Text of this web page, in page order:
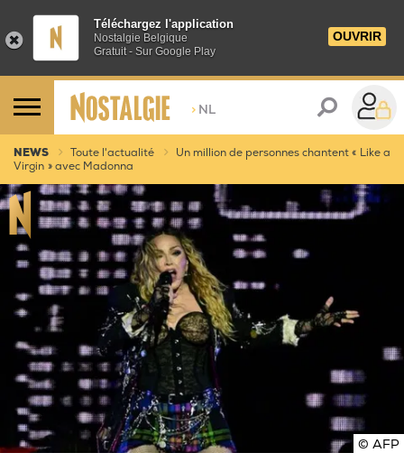
Téléchargez l'application
Nostalgie Belgique
Gratuit - Sur Google Play
OUVRIR
> NL
NEWS Toute l'actualité
Un million de personnes chantent « Like a
Virgin » avec Madonna
© AFP